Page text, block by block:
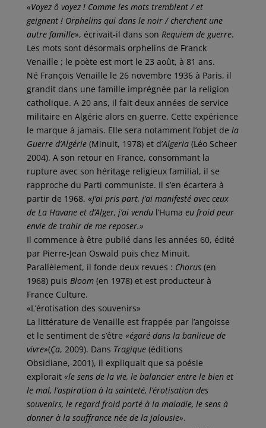
«Voyez ô voyez ! Comme les mots tremblent / et
geignent ! Orphelins qui dans le noir / cherchent une
autre famille», écrivait-il dans son Requiem de guerre.
Les mots sont désormais orphelins de Franck
Venaille ; le poète est mort le 23 août, à 81 ans.
Né François Venaille le 26 novembre 1936 à Paris, il
grandit dans une famille imprégnée par la religion
catholique. A 20 ans, il fait deux années de service
militaire en Algérie alors en guerre. Cette expérience
le marque à jamais. Elle sera notamment l’objet de la
Guerre d’Algérie(Minuit, 1978) et d’Algeria(Léo Scheer
2004). A son retour en France, consommant la
rupture avec son héritage religieux familial, il se
rapproche du Parti communiste. Il s’en écartera à
partir de 1968. «J’ai pris part, j’ai manifesté avec ceux
de La Havane et d’Alger, j’ai vendu l’Huma eu froid peur
envie de trahir de me reposer.»
Il commence à être publié dans les années 60, édité
par Pierre-Jean Oswald puis chez Minuit.
Parallèlement, il fonde deux revues : Chorus(en
1968) puis Bloom(en 1978) et est producteur à
France Culture.
«L’érotisation des souvenirs»
La littérature de Venaille est frappée par l’angoisse
et le sentiment de s’être «égaré dans la banlieue de
vivre»(Ça, 2009). Dans Tragique (éditions
Obsidiane, 2001), il expliquait que sa poésie
explorait «le sens de la vie, le balancier entre le bien et
le mal, l’aspiration à la sainteté, l’érotisation des
souvenirs, le regard froid porté à la maladie, le sens à
donner à la souffrance née de la jalousie».